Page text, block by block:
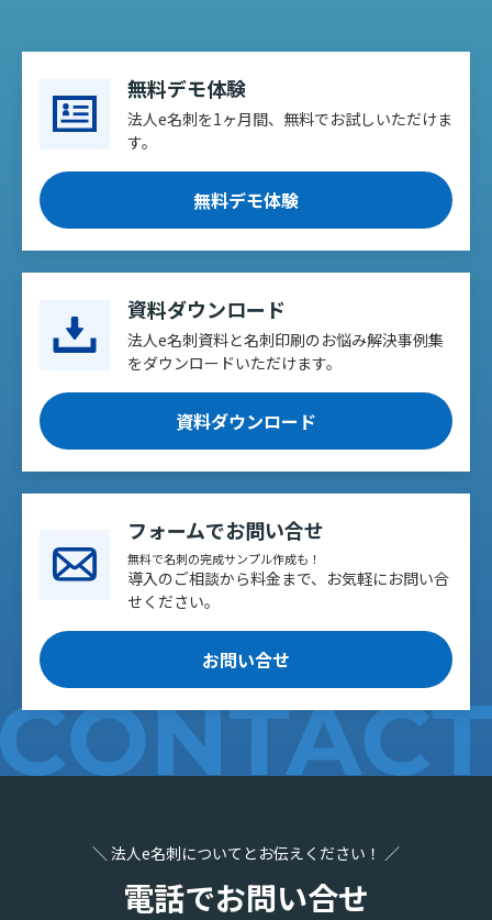
無料デモ体験
法人e名刺を1ヶ月間、無料でお試しいただけま
す。
無料デモ体験
資料ダウンロード
法人e名刺資料と名刺印刷のお悩み解決事例集
をダウンロードいただけます。
資料ダウンロード
フォームでお問い合せ
無料で名刺の完成サンプル作成も！
導入のご相談から料金まで、お気軽にお問い合
せください。
お問い合せ
＼ 法人e名刺についてとお伝えください！ ／
電話でお問い合せ